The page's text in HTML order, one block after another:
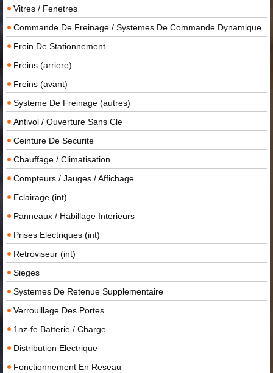
Vitres / Fenetres
Commande De Freinage / Systemes De Commande Dynamique
Frein De Stationnement
Freins (arriere)
Freins (avant)
Systeme De Freinage (autres)
Antivol / Ouverture Sans Cle
Ceinture De Securite
Chauffage / Climatisation
Compteurs / Jauges / Affichage
Eclairage (int)
Panneaux / Habillage Interieurs
Prises Electriques (int)
Retroviseur (int)
Sieges
Systemes De Retenue Supplementaire
Verrouillage Des Portes
1nz-fe Batterie / Charge
Distribution Electrique
Fonctionnement En Reseau